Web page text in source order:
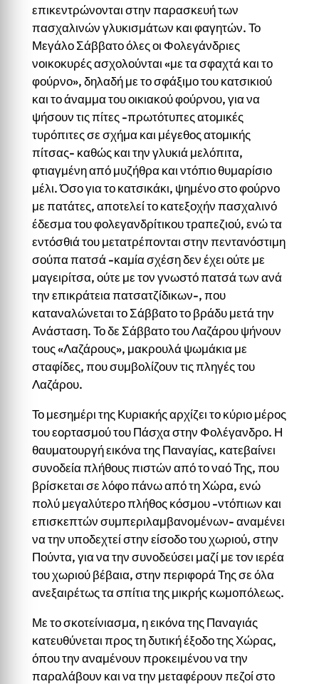
επικεντρώνονται στην παρασκευή των
πασχαλινών γλυκισμάτων και φαγητών. Το
Μεγάλο Σάββατο όλες οι Φολεγάνδριες
νοικοκυρές ασχολούνται «με τα σφαχτά και το
φούρνο», δηλαδή με το σφάξιμο του κατσικιού
και το άναμμα του οικιακού φούρνου, για να
ψήσουν τις πίτες -πρωτότυπες ατομικές
τυρόπιτες σε σχήμα και μέγεθος ατομικής
πίτσας- καθώς και την γλυκιά μελόπιτα,
φτιαγμένη από μυζήθρα και ντόπιο θυμαρίσιο
μέλι. Όσο για το κατσικάκι, ψημένο στο φούρνο
με πατάτες, αποτελεί το κατεξοχήν πασχαλινό
έδεσμα του φολεγανδρίτικου τραπεζιού, ενώ τα
εντόσθιά του μετατρέπονται στην πεντανόστιμη
σούπα πατσά -καμία σχέση δεν έχει ούτε με
μαγειρίτσα, ούτε με τον γνωστό πατσά των ανά
την επικράτεια πατσατζίδικων-, που
καταναλώνεται το Σάββατο το βράδυ μετά την
Ανάσταση. Το δε Σάββατο του Λαζάρου ψήνουν
τους «Λαζάρους», μακρουλά ψωμάκια με
σταφίδες, που συμβολίζουν τις πληγές του
Λαζάρου.
Το μεσημέρι της Κυριακής αρχίζει το κύριο μέρος
του εορτασμού του Πάσχα στην Φολέγανδρο. Η
θαυματουργή εικόνα της Παναγίας, κατεβαίνει
συνοδεία πλήθους πιστών από το ναό Της, που
βρίσκεται σε λόφο πάνω από τη Χώρα, ενώ
πολύ μεγαλύτερο πλήθος κόσμου -ντόπιων και
επισκεπτών συμπεριλαμβανομένων- αναμένει
να την υποδεχτεί στην είσοδο του χωριού, στην
Πούντα, για να την συνοδεύσει μαζί με τον ιερέα
του χωριού βέβαια, στην περιφορά Της σε όλα
ανεξαιρέτως τα σπίτια της μικρής κωμοπόλεως.
Με το σκοτείνιασμα, η εικόνα της Παναγιάς
κατευθύνεται προς τη δυτική έξοδο της Χώρας,
όπου την αναμένουν προκειμένου να την
παραλάβουν και να την μεταφέρουν πεζοί στο